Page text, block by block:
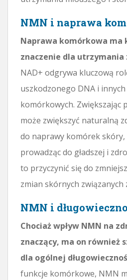
NMN i naprawa
Naprawa komórkowa ma
znaczenie dla
NAD+ odgrywa kluczową
uszkodzonego DNA i
komórkowych. Zwiększając
może zwiększyć naturalną
do naprawy komórek
prowadząc do gładszej i
to przyczynić się do
zmian skórnych związanych
NMN i
Chociaż wpływ NMN na
znaczący, ma on również
dla ogólnej
funkcje komórkowe, NMN